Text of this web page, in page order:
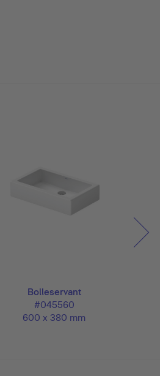
Bolleservant
#045560
600 x 380 mm